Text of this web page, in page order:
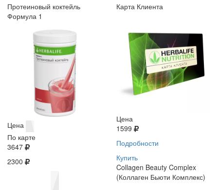
Протеиновый коктейль
Формула 1
Цена
По карте
3647
2300
Карта Клиента
Цена
1599
Подробности
Купить
Collagen Beauty Complex
(Коллаген Бьюти Комплекс)